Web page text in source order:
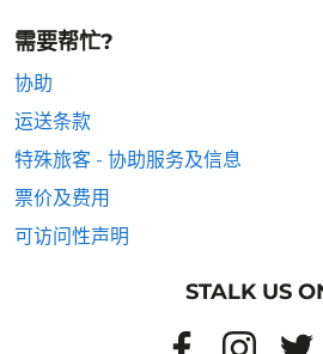
需要帮忙?
协助
运送条款
特殊旅客 - 协助服务及信息
票价及费用
可访问性声明
STALK US